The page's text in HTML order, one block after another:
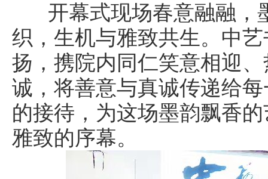
开幕式现场春意融融，
织，生机与雅致共生。中
扬，携院内同仁笑意相迎
诚，将善意与真诚传递给
的接待，为这场墨韵飘香
雅致的序幕。